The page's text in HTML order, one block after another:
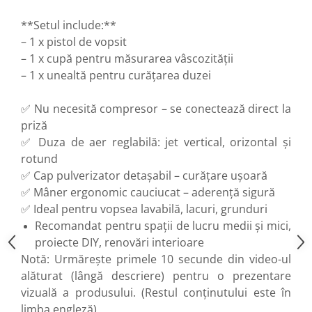
Mixere mortar
Motoare electrice
Pistoale de bătut cuie
Polizoare
Testere electrice
Unelte multifuncționale
Vibratoare pentru beton
Scule manuale
Aparate de Tăiat Gresie
Briceag multifuncțional
Ciocan
Clești
Dălți pentru Lemn
Menghine
Scule pentru Gresie și Sticlă
**Setul include:**
– 1 x pistol de vopsit
– 1 x cupă pentru măsurarea vâscozității
– 1 x unealtă pentru curățarea duzei
✅ Nu necesită compresor – se conectează direct la
priză
✅ Duza de aer reglabilă: jet vertical, orizontal și
rotund
✅ Cap pulverizator detașabil – curățare ușoară
✅ Mâner ergonomic cauciucat – aderență sigură
✅ Ideal pentru vopsea lavabilă, lacuri, grunduri
Recomandat pentru spații de lucru medii și mici,
proiecte DIY, renovări interioare
Notă: Urmărește primele 10 secunde din video-ul
alăturat (lângă descriere) pentru o prezentare
vizuală a produsului. (Restul conținutului este în